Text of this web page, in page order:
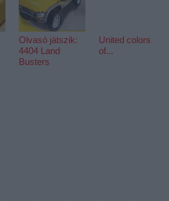
Olvasó játszik:
4404 Land
Busters
United colors
of...